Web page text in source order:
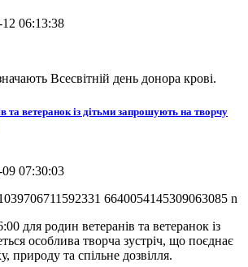
06:13:38
Всесвітній день донора крові.
та ветеранок із дітьми запрошують на творчу
07:30:03
для родин ветеранів та ветеранок із
особлива творча зустріч, що поєднає
природу та спільне дозвілля.